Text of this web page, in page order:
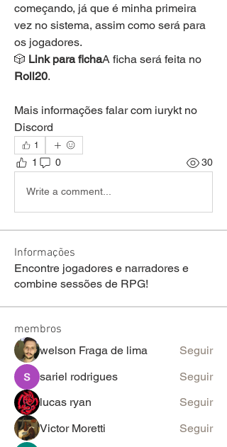
começando, já que é minha primeira
vez no sistema, assim como será para
os jogadores.
🎲 Link para ficha
Roll20.
Mais informações falar com iurykt no
Discord
1
1 0 30
Write a comment...
Informações
Encontre jogadores e narradores e
combine sessões de RPG!
membros
welson Fraga de lima
Seguir
sariel rodrigues
Seguir
lucas ryan
Seguir
Victor Moretti
Seguir